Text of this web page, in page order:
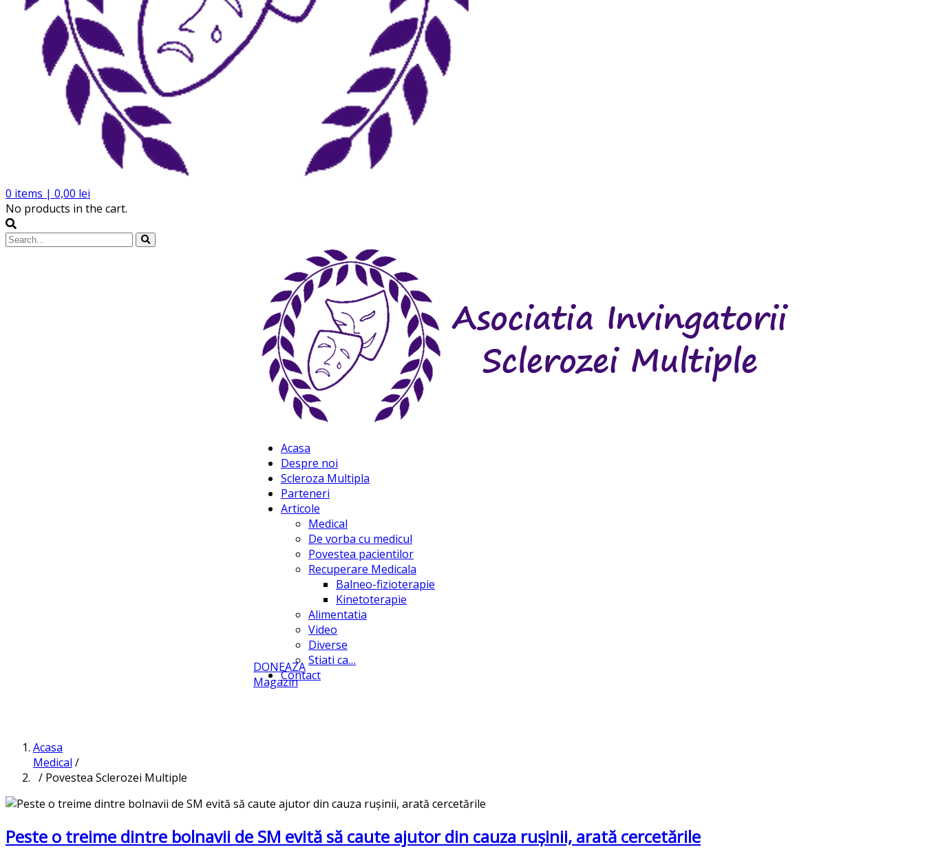
0 items | 0,00 lei
No products in the cart.
Acasa
Despre noi
Scleroza Multipla
Parteneri
Articole
Medical
De vorba cu medicul
Povestea pacientilor
Recuperare Medicala
Balneo-fizioterapie
Kinetoterapie
Alimentatia
Video
Diverse
Stiati ca…
Contact
DONEAZA
Magazin
Acasa
Medical /
/ Povestea Sclerozei Multiple
Peste o treime dintre bolnavii de SM evită să caute ajutor din cauza rușinii, arată cercetările